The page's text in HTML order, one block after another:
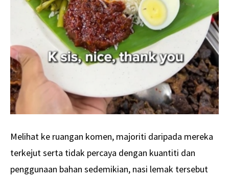
Melihat ke ruangan komen, majoriti daripada mereka
terkejut serta tidak percaya dengan kuantiti dan
penggunaan bahan sedemikian, nasi lemak tersebut